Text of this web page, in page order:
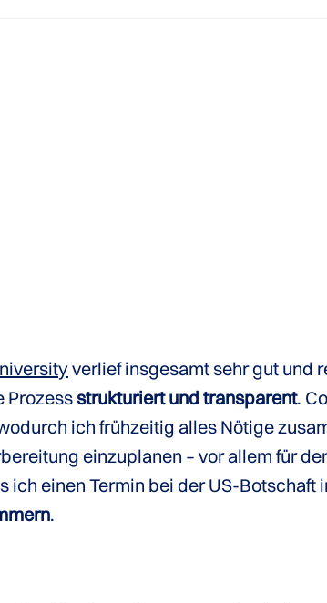
verlief insgesamt sehr gut und
Prozessstrukturiert und transparent.
ich frühzeitig alles Nötige
einzuplanen – vor allem für
einen Termin bei der US-Botschaft
.